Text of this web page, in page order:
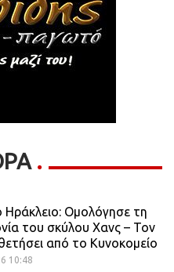
Ηράκλειο: Ομολόγησε τη
του σκύλου Χανς – Τον
από το Κυνοκομείο
10:48